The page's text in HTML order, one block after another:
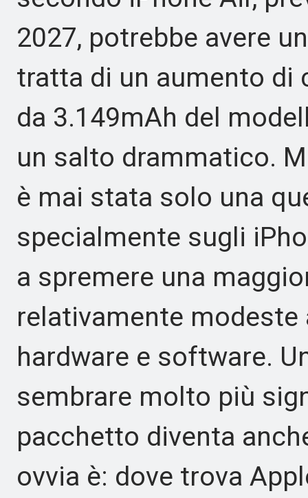
2027, potrebbe avere
tratta di un aumento di
da 3.149mAh del
un salto drammatico.
è mai stata solo una
specialmente sugli
a spremere una
relativamente
hardware e software.
sembrare molto più
pacchetto diventa
ovvia è: dove trova